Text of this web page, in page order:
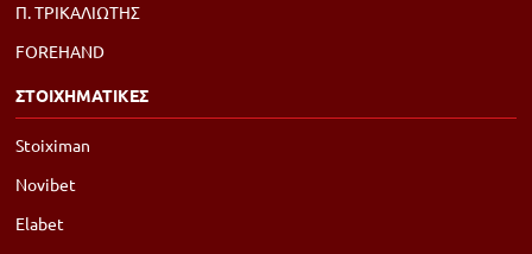
Π. ΤΡΙΚΑΛΙΩΤΗΣ
FOREHAND
ΣΤΟΙΧΗΜΑΤΙΚΕΣ
Stoiximan
Novibet
Elabet